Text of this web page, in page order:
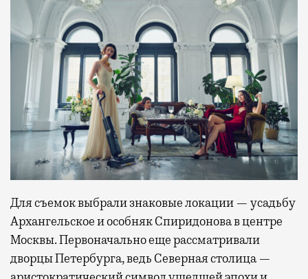
Для съемок выбрали знаковые локации — усадьбу
Архангельское и особняк Спиридонова в центре
Москвы. Первоначально еще рассматривали
дворцы Петербурга, ведь Северная столица —